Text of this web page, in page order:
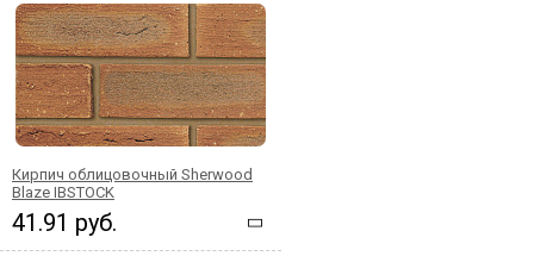
Кирпич облицовочный Sherwood
Blaze IBSTOCK
41.91 руб.